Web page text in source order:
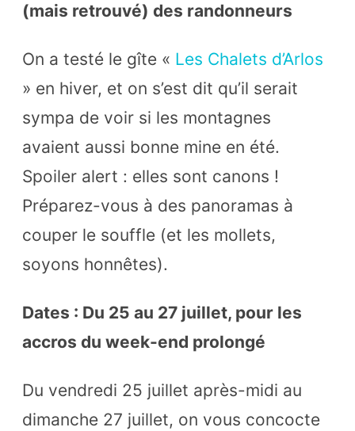
(mais retrouvé) des randonneurs
On a testé le gîte « Les Chalets d’Arlos
» en hiver, et on s’est dit qu’il serait
sympa de voir si les montagnes
avaient aussi bonne mine en été.
Spoiler alert : elles sont canons !
Préparez-vous à des panoramas à
couper le souffle (et les mollets,
soyons honnêtes).
Dates : Du 25 au 27 juillet, pour les
accros du week-end prolongé
Du vendredi 25 juillet après-midi au
dimanche 27 juillet, on vous concocte